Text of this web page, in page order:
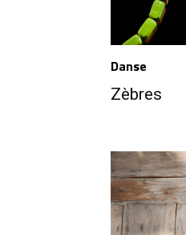
Danse
Zèbres